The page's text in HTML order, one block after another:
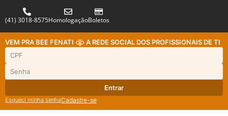
(41) 3018-8575HomologaçãoBoletos
VEM PRA BEE FENATI A REDE SOCIAL DOS PROFISSIONAIS DE TI
Entrar
Esqueci minha senhaCadastre-se